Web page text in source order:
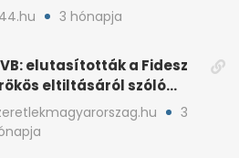
fog nyerni3 hónapja
elutasították a Fidesz
eltiltásáról szóló
3